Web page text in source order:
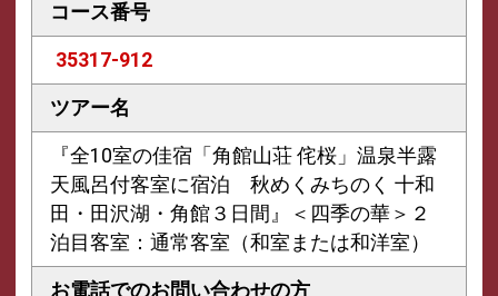
コース番号
35317-912
ツアー名
『全10室の佳宿「角館山荘 侘桜」温泉半露
天風呂付客室に宿泊 秋めくみちのく 十和
田・田沢湖・角館３日間』＜四季の華＞２
泊目客室：通常客室（和室または和洋室）
お電話でのお問い合わせの方